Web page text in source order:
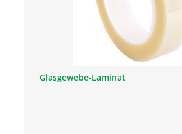
Glasgewebe-Laminat